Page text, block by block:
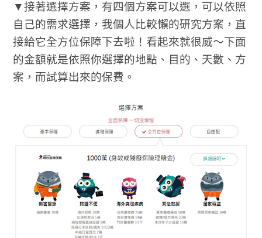
▼接著選擇方案，有四個方案可以選，可以依照
自己的需求選擇，我個人比較懶的研究方案，直
接給它全方位保障下去啦！看起來就很威～下面
的金額就是依照你選擇的地點、目的、天數、方
案，而試算出來的保費。